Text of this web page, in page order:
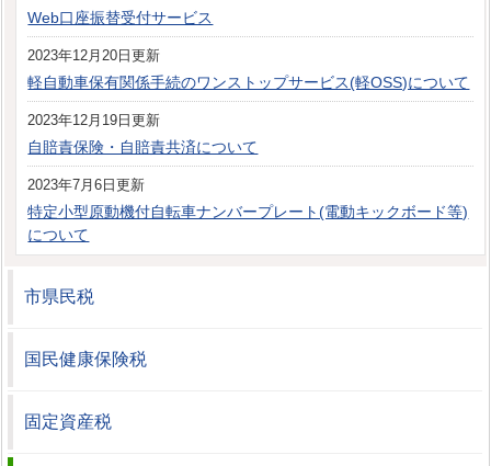
Web口座振替受付サービス
2023年12月20日更新
軽自動車保有関係手続のワンストップサービス(軽OSS)について
2023年12月19日更新
自賠責保険・自賠責共済について
2023年7月6日更新
特定小型原動機付自転車ナンバープレート(電動キックボード等)
について
市県民税
国民健康保険税
固定資産税